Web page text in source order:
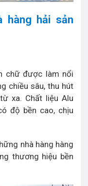
hàng hải sản
chữ được làm nổi
chiều sâu, thu hút
xa. Chất liệu Alu
độ bền cao, chịu
nhà hàng hàng
thương hiệu bền